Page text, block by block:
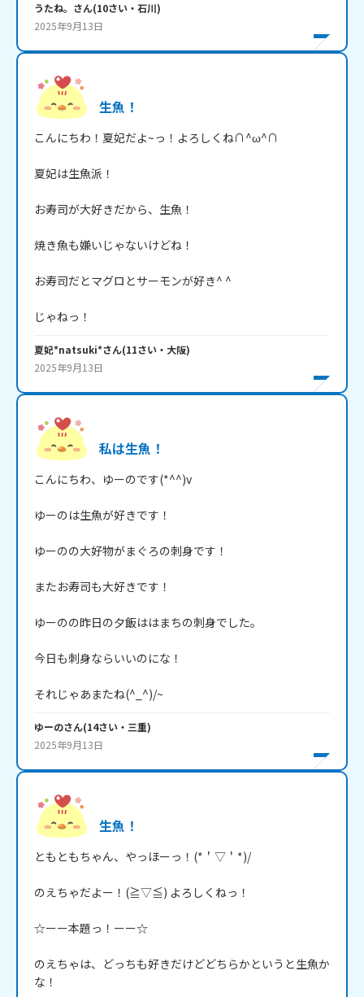
うたね。 さん(10さい・ 石川)
2025年9月13日
生魚！
こんにちわ！夏妃だよ~っ！よろしくね∩^ω^∩
夏妃は生魚派！
お寿司が大好きだから、生魚！
焼き魚も嫌いじゃないけどね！
お寿司だとマグロとサーモンが好き^ ^
じゃねっ！
夏妃*natsuki*さん(11さい・ 大阪)
2025年9月13日
私は生魚！
こんにちわ、ゆーのです(*^^)v
ゆーのは生魚が好きです！
ゆーのの大好物がまぐろの刺身です！
またお寿司も大好きです！
ゆーのの昨日の夕飯ははまちの刺身でした。
今日も刺身ならいいのにな！
それじゃあまたね(^_^)/~
ゆーのさん(14さい・ 三重)
2025年9月13日
生魚！
ともともちゃん、やっほーっ！(*＇▽＇*)/
のえちゃだよー！(≧▽≦) よろしくねっ！
☆ーー本題っ！ーー☆
のえちゃは、どっちも好きだけどどちらかというと生魚か
な！